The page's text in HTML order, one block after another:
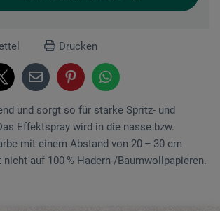
Drucken
und sorgt so für starke Spritz- und
Effektspray wird in die nasse bzw.
mit einem Abstand von 20 – 30 cm
auf 100 % Hadern-/Baum­woll­pa­pieren.